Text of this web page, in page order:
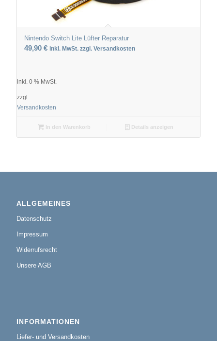
Nintendo Switch Lite Lüfter Reparatur
49,90 € inkl. MwSt. zzgl. Versandkosten
inkl. 0 % MwSt.
zzgl.
Versandkosten
In den Warenkorb Details anzeigen
ALLGEMEINES
Datenschutz
Impressum
Widerrufsrecht
Unsere AGB
INFORMATIONEN
Liefer- und Versandkosten